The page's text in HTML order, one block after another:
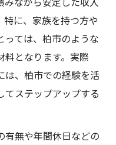
ながら安定した収入
に、家族を持つ方や
ては、柏市のような
となります。実際
は、柏市での経験を活
ステップアップする
有無や年間休日などの